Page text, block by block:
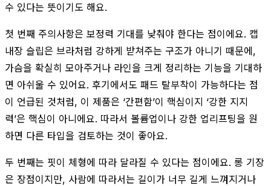
수 있다는 뜻이기도 해요.
첫 번째 주의사항은 보정력 기대를 낮춰야 한다는 점이에요. 캡
내장 슬립은 브라처럼 강하게 받쳐주는 구조가 아니기 때문에,
가슴을 확실히 모아주거나 라인을 크게 정리하는 기능을 기대하
면 아쉬울 수 있어요. 후기에서도 패드 탈부착이 가능하다는 점
이 언급된 것처럼, 이 제품은 ‘간편함’이 핵심이지 ‘강한 지지
력’은 핵심이 아니에요. 따라서 볼륨업이나 강한 업리프팅을 원
하면 다른 타입을 검토하는 것이 좋아요.
두 번째는 핏이 체형에 따라 달라질 수 있다는 점이에요. 롱 기장
은 장점이지만, 사람에 따라서는 길이가 너무 길게 느껴지거나